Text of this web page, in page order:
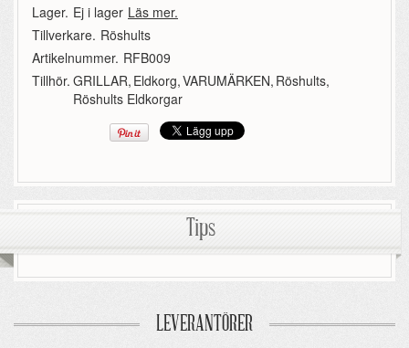
Lager. Ej i lager Läs mer.
Tillverkare. Röshults
Artikelnummer. RFB009
Tillhör. GRILLAR, Eldkorg,VARUMÄRKEN, Röshults,
Röshults Eldkorgar
Tips
LEVERANTÖRER